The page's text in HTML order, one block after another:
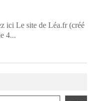
ici Le site de Léa.fr (créé
4...